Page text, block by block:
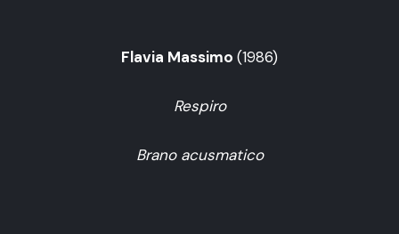
Flavia Massimo (1986)
Respiro
Brano acusmatico